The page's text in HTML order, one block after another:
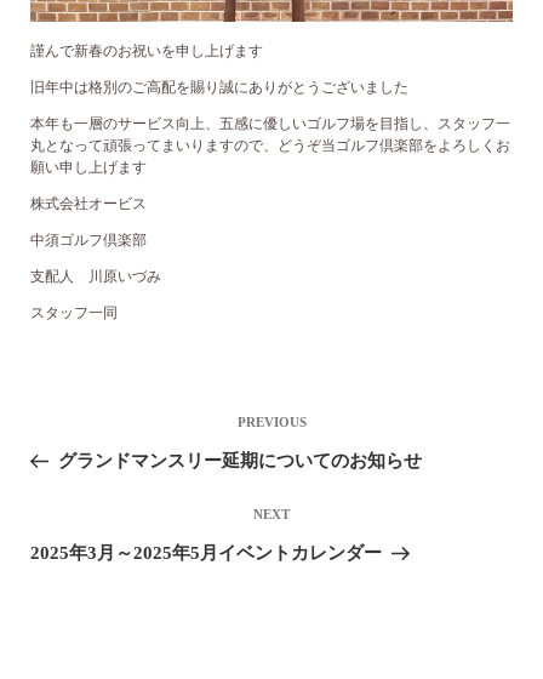
謹んで新春のお祝いを申し上げます
旧年中は格別のご高配を賜り誠にありがとうございました
本年も一層のサービス向上、五感に優しいゴルフ場を目指し、スタッフ一
丸となって頑張ってまいりますので、どうぞ当ゴルフ倶楽部をよろしくお
願い申し上げます
株式会社オービス
中須ゴルフ倶楽部
支配人 川原いづみ
スタッフ一同
PREVIOUS
グランドマンスリー延期についてのお知らせ
NEXT
2025年3月～2025年5月イベントカレンダー